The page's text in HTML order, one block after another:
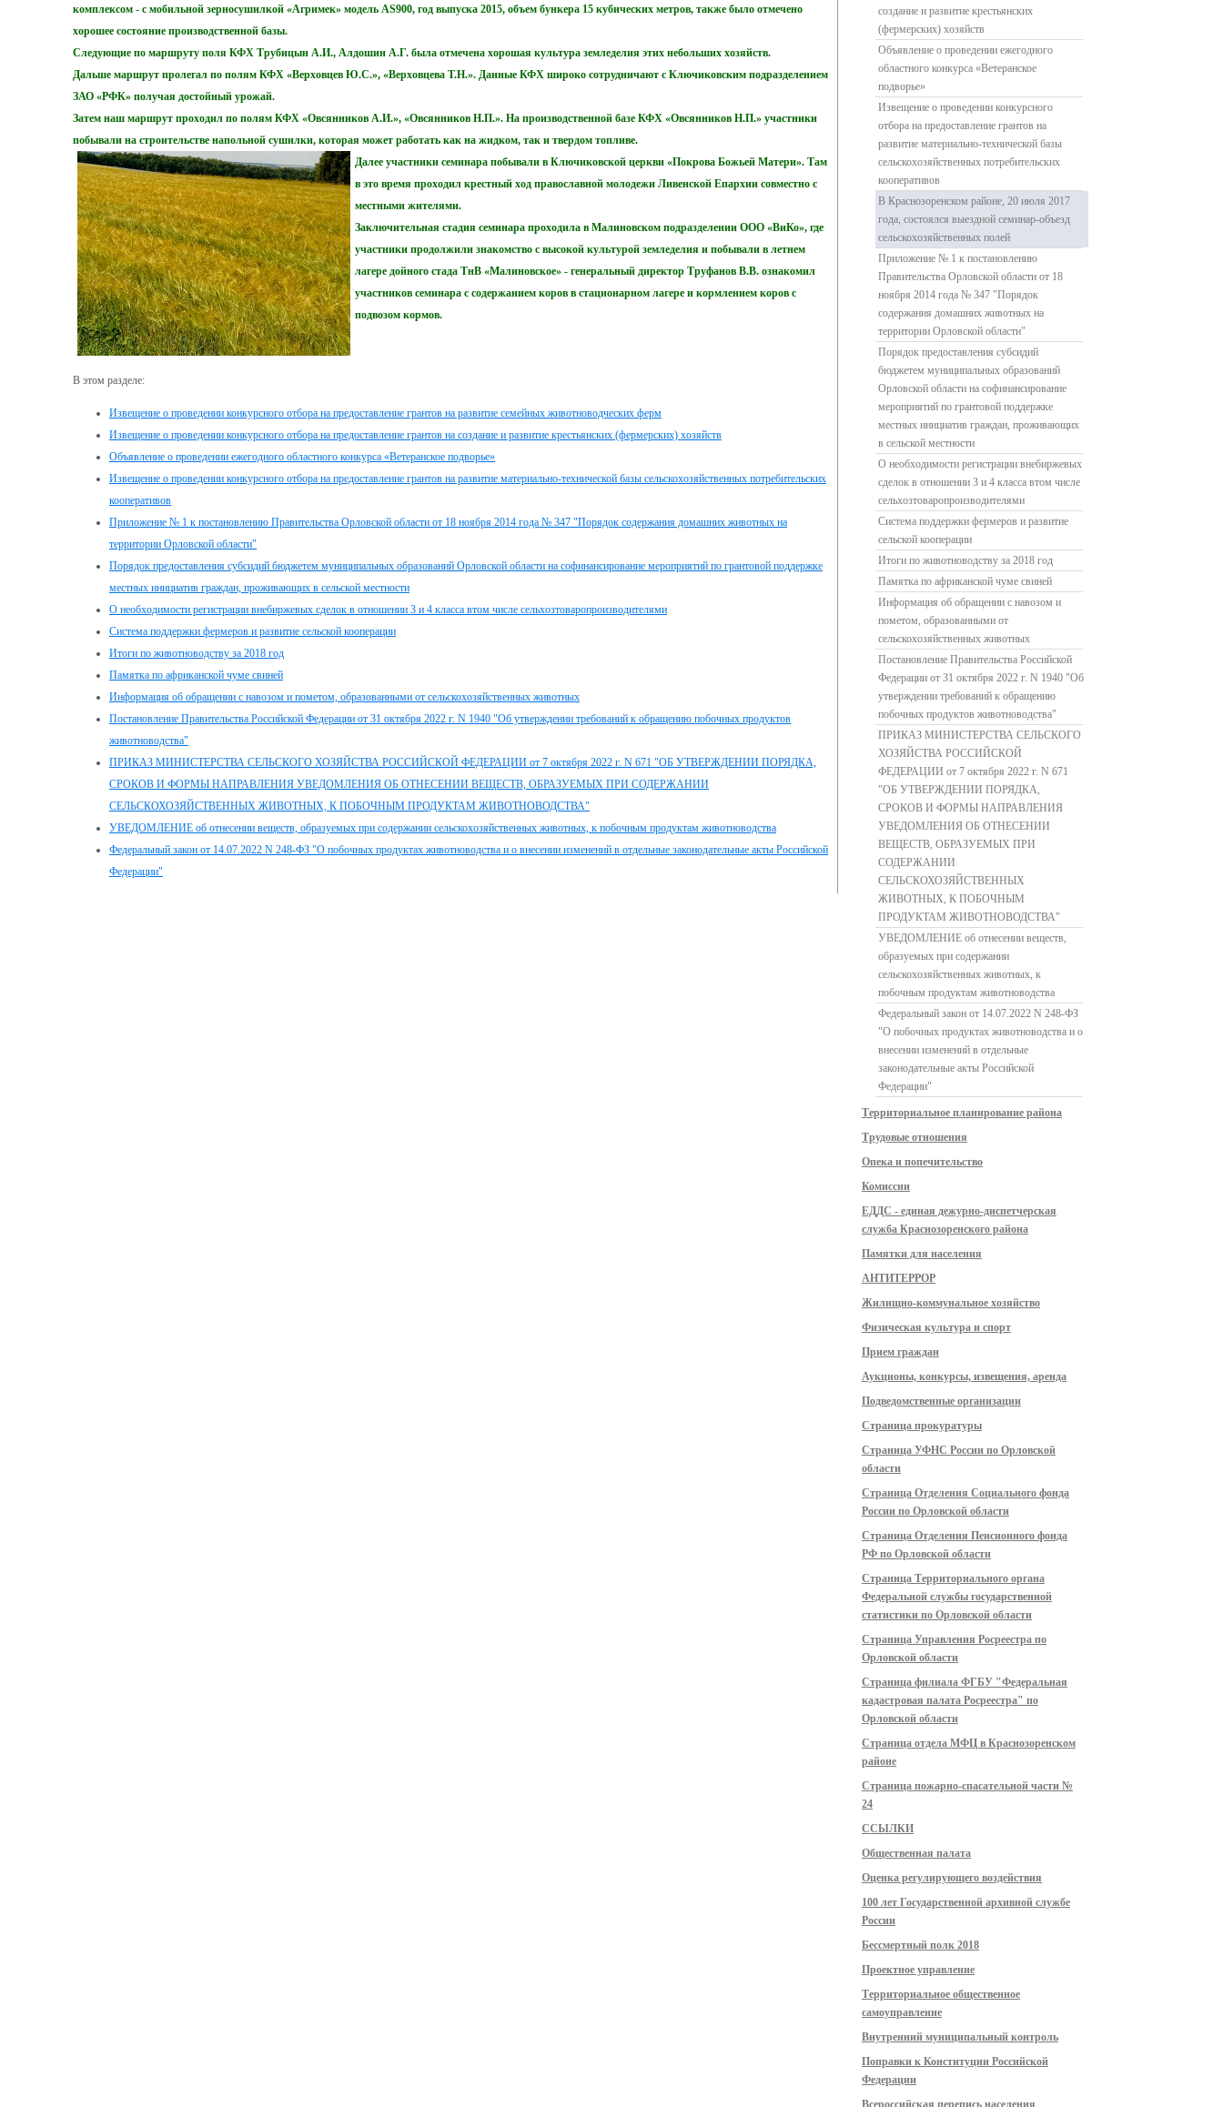
комплексом - с мобильной зерносушилкой «Агримек» модель АS900, год выпуска 2015, объем бункера 15 кубических метров, также было отмечено
хорошее состояние производственной базы.
Следующие по маршруту поля КФХ Трубицын А.И., Алдошин А.Г. была отмечена хорошая культура земледелия этих небольших хозяйств.
Дальше маршрут пролегал по полям КФХ «Верховцев Ю.С.», «Верховцева Т.Н.». Данные КФХ широко сотрудничают с Ключиковским подразделением
ЗАО «РФК» получая достойный урожай.
Затем наш маршрут проходил по полям КФХ «Овсянников А.И.», «Овсянников Н.П.». На производственной базе КФХ «Овсянников Н.П.» участники
побывали на строительстве напольной сушилки, которая может работать как на жидком, так и твердом топливе.
Далее участники семинара побывали в Ключиковской церкви «Покрова Божьей Матери». Там
в это время проходил крестный ход православной молодежи Ливенской Епархии совместно с
местными жителями.
Заключительная стадия семинара проходила в Малиновском подразделении ООО «ВиКо», где
участники продолжили знакомство с высокой культурой земледелия и побывали в летнем
лагере дойного стада ТнВ «Малиновское» - генеральный директор Труфанов В.В. ознакомил
участников семинара с содержанием коров в стационарном лагере и кормлением коров с
подвозом кормов.
В этом разделе:
Извещение о проведении конкурсного отбора на предоставление грантов на развитие семейных животноводческих ферм
Извещение о проведении конкурсного отбора на предоставление грантов на создание и развитие крестьянских (фермерских) хозяйств
Объявление о проведении ежегодного областного конкурса «Ветеранское подворье»
Извещение о проведении конкурсного отбора на предоставление грантов на развитие материально-технической базы сельскохозяйственных потребительских
кооперативов
Приложение № 1 к постановлению Правительства Орловской области от 18 ноября 2014 года № 347 "Порядок содержания домашних животных на
территории Орловской области"
Порядок предоставления субсидий бюджетем муниципальных образований Орловской области на софинансирование мероприятий по грантовой поддержке
местных инициатив граждан, проживающих в сельской местности
О необходимости регистрации внебиржевых сделок в отношении 3 и 4 класса втом числе сельхозтоваропроизводителями
Система поддержки фермеров и развитие сельской кооперации
Итоги по животноводству за 2018 год
Памятка по африканской чуме свиней
Информация об обращении с навозом и пометом, образованными от сельскохозяйственных животных
Постановление Правительства Российской Федерации от 31 октября 2022 г. N 1940 "Об утверждении требований к обращению побочных продуктов
животноводства"
ПРИКАЗ МИНИСТЕРСТВА СЕЛЬСКОГО ХОЗЯЙСТВА РОССИЙСКОЙ ФЕДЕРАЦИИ от 7 октября 2022 г. N 671 "ОБ УТВЕРЖДЕНИИ ПОРЯДКА,
СРОКОВ И ФОРМЫ НАПРАВЛЕНИЯ УВЕДОМЛЕНИЯ ОБ ОТНЕСЕНИИ ВЕЩЕСТВ, ОБРАЗУЕМЫХ ПРИ СОДЕРЖАНИИ
СЕЛЬСКОХОЗЯЙСТВЕННЫХ ЖИВОТНЫХ, К ПОБОЧНЫМ ПРОДУКТАМ ЖИВОТНОВОДСТВА"
УВЕДОМЛЕНИЕ об отнесении веществ, образуемых при содержании сельскохозяйственных животных, к побочным продуктам животноводства
Федеральный закон от 14.07.2022 N 248-ФЗ "О побочных продуктах животноводства и о внесении изменений в отдельные законодательные акты Российской
Федерации"
создание и развитие крестьянских
(фермерских) хозяйств
Объявление о проведении ежегодного
областного конкурса «Ветеранское
подворье»
Извещение о проведении конкурсного
отбора на предоставление грантов на
развитие материально-технической базы
сельскохозяйственных потребительских
кооперативов
В Краснозоренском районе, 20 июля 2017
года, состоялся выездной семинар-объезд
сельскохозяйственных полей
Приложение № 1 к постановлению
Правительства Орловской области от 18
ноября 2014 года № 347 "Порядок
содержания домашних животных на
территории Орловской области"
Порядок предоставления субсидий
бюджетем муниципальных образований
Орловской области на софинансирование
мероприятий по грантовой поддержке
местных инициатив граждан, проживающих
в сельской местности
О необходимости регистрации внебиржевых
сделок в отношении 3 и 4 класса втом числе
сельхозтоваропроизводителями
Система поддержки фермеров и развитие
сельской кооперации
Итоги по животноводству за 2018 год
Памятка по африканской чуме свиней
Информация об обращении с навозом и
пометом, образованными от
сельскохозяйственных животных
Постановление Правительства Российской
Федерации от 31 октября 2022 г. N 1940 "Об
утверждении требований к обращению
побочных продуктов животноводства"
ПРИКАЗ МИНИСТЕРСТВА СЕЛЬСКОГО
ХОЗЯЙСТВА РОССИЙСКОЙ
ФЕДЕРАЦИИ от 7 октября 2022 г. N 671
"ОБ УТВЕРЖДЕНИИ ПОРЯДКА,
СРОКОВ И ФОРМЫ НАПРАВЛЕНИЯ
УВЕДОМЛЕНИЯ ОБ ОТНЕСЕНИИ
ВЕЩЕСТВ, ОБРАЗУЕМЫХ ПРИ
СОДЕРЖАНИИ
СЕЛЬСКОХОЗЯЙСТВЕННЫХ
ЖИВОТНЫХ, К ПОБОЧНЫМ
ПРОДУКТАМ ЖИВОТНОВОДСТВА"
УВЕДОМЛЕНИЕ об отнесении веществ,
образуемых при содержании
сельскохозяйственных животных, к
побочным продуктам животноводства
Федеральный закон от 14.07.2022 N 248-ФЗ
"О побочных продуктах животноводства и о
внесении изменений в отдельные
законодательные акты Российской
Федерации"
Территориальное планирование района
Трудовые отношения
Опека и попечительство
Комиссии
ЕДДС - единая дежурно-диспетчерская
служба Краснозоренского района
Памятки для населения
АНТИТЕРРОР
Жилищно-коммунальное хозяйство
Физическая культура и спорт
Прием граждан
Аукционы, конкурсы, извещения, аренда
Подведомственные организации
Страница прокуратуры
Страница УФНС России по Орловской
области
Страница Отделения Социального фонда
России по Орловской области
Страница Отделения Пенсионного фонда
РФ по Орловской области
Страница Территориального органа
Федеральной службы государственной
статистики по Орловской области
Страница Управления Росреестра по
Орловской области
Страница филиала ФГБУ "Федеральная
кадастровая палата Росреестра" по
Орловской области
Страница отдела МФЦ в Краснозоренском
районе
Страница пожарно-спасательной части №
24
ССЫЛКИ
Общественная палата
Оценка регулирующего воздействия
100 лет Государственной архивной службе
России
Бессмертный полк 2018
Проектное управление
Территориальное общественное
самоуправление
Внутренний муниципальный контроль
Поправки к Конституции Российской
Федерации
Всероссийская перепись населения